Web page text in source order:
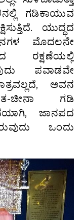
ಗಡಿಕಾಯುವ
ಯುದ್ಧದ
ಮೊದಲನೇ
ಪವಾಡವೇ
ಅವನ
ಚೀನಾ ಗಡಿ
ಜಾನಪದ
ಒಂದು